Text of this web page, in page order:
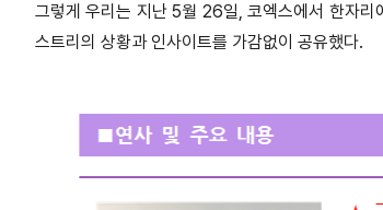
그렇게 우리는 지난 5월 26일, 코엑스에서 한자리
스트리의 상황과 인사이트를 가감없이 공유했다.